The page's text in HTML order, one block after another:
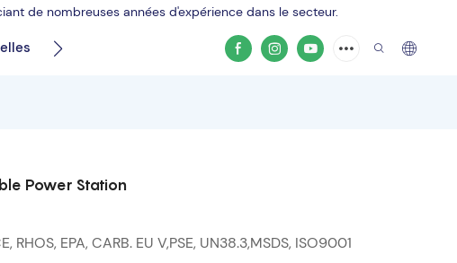
de nombreuses années d'expérience dans le secteur.
Contacter Vidéo du produit
Power Station
RHOS, EPA, CARB. EU V,PSE, UN38.3,MSDS, ISO9001